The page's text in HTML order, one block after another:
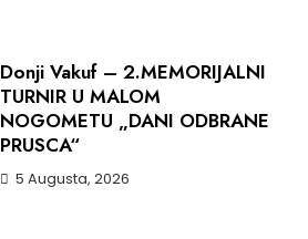
Donji Vakuf – 2.MEMORIJALNI
TURNIR U MALOM
NOGOMETU „DANI ODBRANE
PRUSCA“
5 Augusta, 2026